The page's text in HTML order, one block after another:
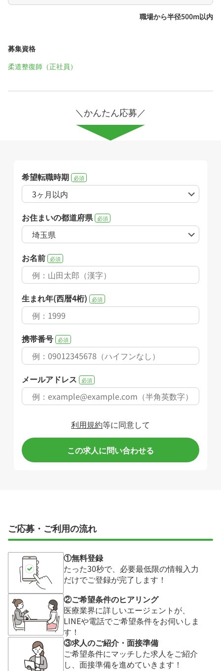
職場から半径500m以内
募集資格
柔道整復師（正社員）
＼かんたん応募／
希望転職時期 必須
お住まいの都道府県 必須
お名前 必須
生まれ年(西暦4桁) 必須
携帯番号 必須
メールアドレス 必須
利用規約等に同意して
この求人に問い合わせる
ご応募・ご利用の流れ
①無料登録
たった30秒で、必要最低限の情報入力
だけでご登録が完了します！
②ご希望条件のヒアリング
医療業界に詳しいエージェントが、
LINEや電話でご希望条件をお伺いしま
す！
③求人のご紹介・面接準備
ご希望条件にマッチした求人をご紹介
し、面接準備を進めていきます！